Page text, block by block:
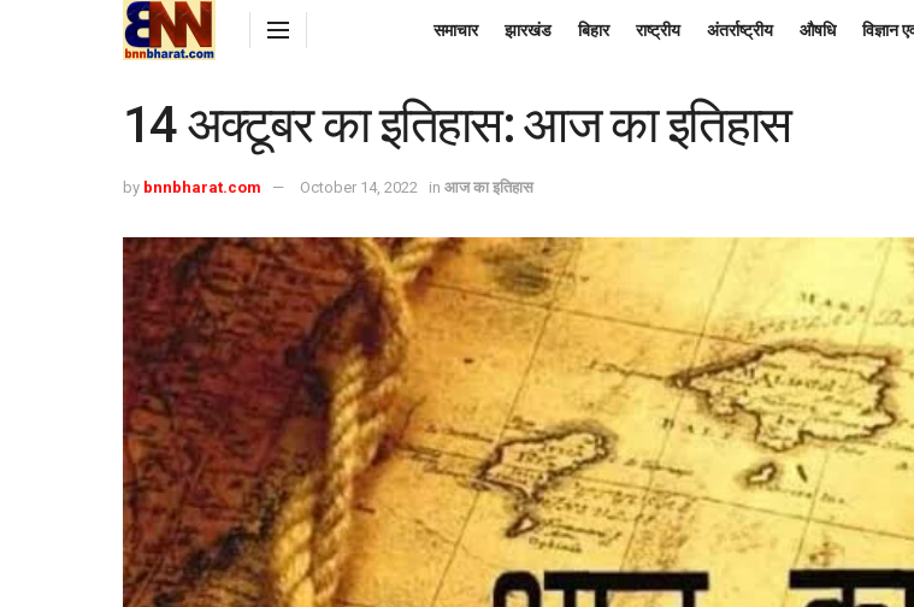
समाचार झारखंड बिहार राष्ट्रीय अंतर्राष्ट्रीय औषधि विज्ञान
14 अक्टूबर का इतिहास: आज का इतिहास
by bnnbharat.com October 14, 2022 in आज का इतिहास